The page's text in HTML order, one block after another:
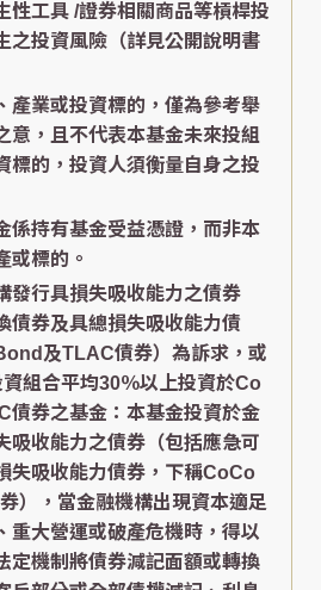
性工具 /證券相關商品等槓桿投
之投資風險（詳見公開說明書
產業或投資標的，僅為參考舉
意，且不代表本基金未來投組
標的，投資人須衡量自身之投
係持有基金受益憑證，而非本
或標的。
發行具損失吸收能力之債券
債券及具總損失吸收能力債
及TLAC債券）為訴求，或
組合平均30％以上投資於Co
券之基金：本基金投資於金
吸收能力之債券（包括應急可
失吸收能力債券，下稱CoCo
），當金融機構出現資本適足
重大營運或破產危機時，得以
定機制將債券減記面額或轉換